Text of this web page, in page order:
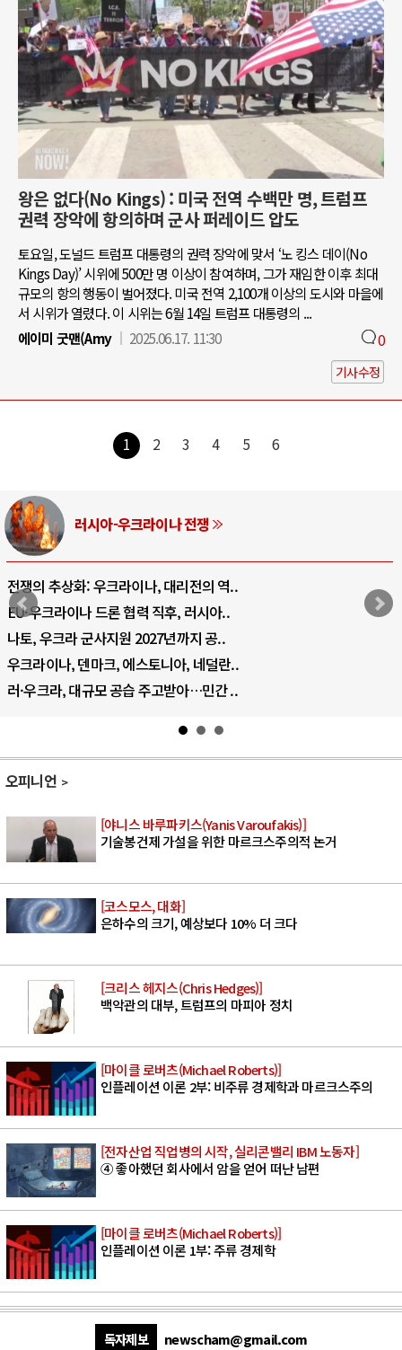
왕은 없다(No Kings) : 미국 전역 수백만 명, 트럼프
권력 장악에 항의하며 군사 퍼레이드 압도
토요일, 도널드 트럼프 대통령의 권력 장악에 맞서 ‘노 킹스 데이(No
Kings Day)’ 시위에 500만 명 이상이 참여하며, 그가 재임한 이후 최대
규모의 항의 행동이 벌어졌다. 미국 전역 2,100개 이상의 도시와 마을에
서 시위가 열렸다. 이 시위는 6월 14일 트럼프 대통령의 ...
에이미 굿맨(Amy
2025.06.17. 11:30 0
기사수정
1 2 3 4 5 6
러시아-우크라이나 전쟁
전쟁의 추상화: 우크라이나, 대리전의 역..
EU·우크라이나 드론 협력 직후, 러시아..
나토, 우크라 군사지원 2027년까지 공..
우크라이나, 덴마크, 에스토니아, 네덜란..
러·우크라, 대규모 공습 주고받아…민간 ..
오피니언
[야니스 바루파키스(Yanis Varoufakis)]
기술봉건제 가설을 위한 마르크스주의적 논거
[코스모스, 대화]
은하수의 크기, 예상보다 10% 더 크다
[크리스 헤지스(Chris Hedges)]
백악관의 대부, 트럼프의 마피아 정치
[마이클 로버츠(Michael Roberts)]
인플레이션 이론 2부: 비주류 경제학과 마르크스주의
[전자산업 직업병의 시작, 실리콘밸리 IBM 노동자]
④ 좋아했던 회사에서 암을 얻어 떠난 남편
[마이클 로버츠(Michael Roberts)]
인플레이션 이론 1부: 주류 경제학
독자제보 newscham@gmail.com